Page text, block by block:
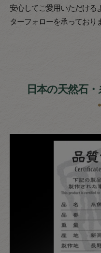
安心してご愛用いただける
ターフォローを承っており
日本の天然石